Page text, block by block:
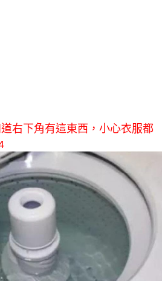
右下角有這東西，小心衣服都